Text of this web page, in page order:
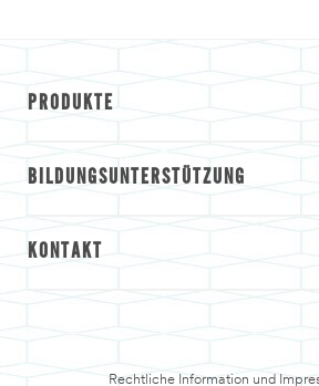
PRODUKTE
BILDUNGSUNTERSTÜTZUNG
KONTAKT
Rechtliche Information und